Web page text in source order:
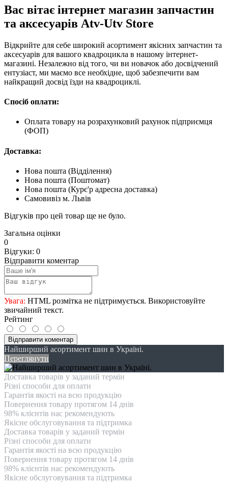
Вас вітає інтернет магазин запчастин
та аксесуарів Atv-Utv Store
Відкрийте для себе широкий асортимент якісних запчастин та
аксесуарів для вашого квадроцикла в нашому інтернет-
магазині. Незалежно від того, чи ви новачок або досвідчений
ентузіаст, ми маємо все необхідне, щоб забезпечити вам
найкращий досвід їзди на квадроциклі.
Спосіб оплати:
Оплата товару на розрахунковий рахунок підприємця
(ФОП)
Доставка:
Нова пошта (Відділення)
Нова пошта (Поштомат)
Нова пошта (Курє'р адресна доставка)
Самовивіз м. Львів
Відгуків про цей товар ще не було.
Загальна оцінки
0
Відгуки: 0
Відправити коментар
Увага: HTML розмітка не підтримується. Використовуйте
звичайний текст.
Рейтинг
Відправити коментар
Найширший асортимент шин в Україні.
Переглянути
Доставка товарів у заданий термін
Різні способи для оплати
Гарантія якості на всю продукцію
Повернення товару протягом 14 днів
98% клієнтів нас рекомендують
Якісне обслуговування та підтримка
Доставка товарів у заданий термін
Різні способи для оплати
Гарантія якості на всю продукцію
Повернення товару протягом 14 днів
98% клієнтів нас рекомендують
Якісне обслуговування та підтримка